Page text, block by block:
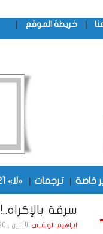
| خريطة الموقع |
خاصة | ترجمات | «لا» 21 السياسي
سرقة بالإكراه..!
ابراهيم الوشليالأثنين , 20 فـبـرايـر , 2023 الساعة 6:57:16 PM